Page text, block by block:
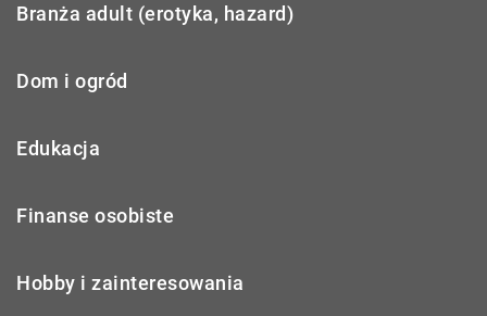
Branża adult (erotyka, hazard)
Dom i ogród
Edukacja
Finanse osobiste
Hobby i zainteresowania